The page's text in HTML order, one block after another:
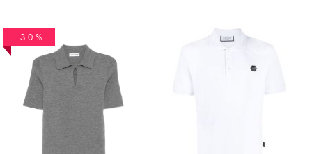
-30%